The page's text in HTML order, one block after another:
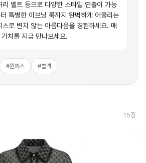
리 벨트 등으로 다양한 스타일 연출이 가능
특별한 이브닝 룩까지 완벽하게 어울리는
스로 변치 않는 아름다움을 경험하세요. 매
치를 지금 만나보세요.
#원피스 #블랙
15장